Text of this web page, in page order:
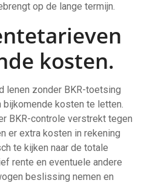
op de lange termijn.
kosten.
lenen zonder BKR-toetsing
kosten te letten.
BKR-controle verstrekt tegen
er extra kosten in rekening
te kijken naar de totale
rente en eventuele andere
beslissing nemen en